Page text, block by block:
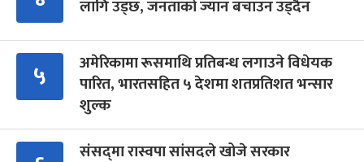
लागि उड्छ, जनताको ज्यान बचाउन उड्दैन
५
अमेरिकामा रूसमाथि प्रतिबन्ध लगाउने विधेयक
पारित, भारतसहित ५ देशमा शतप्रतिशत भन्सार
शुल्क
संसद्‍मा रास्वपा सांसदले खोजे सरकार